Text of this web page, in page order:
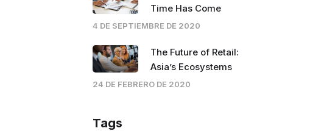
Time Has Come
4 DE SEPTIEMBRE DE 2020
The Future of Retail:
Asia’s Ecosystems
24 DE FEBRERO DE 2020
Tags